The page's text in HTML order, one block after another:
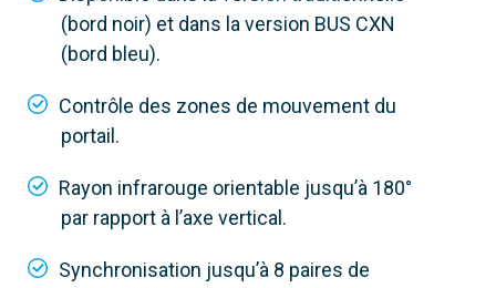
Portée
Connexion
Fonctionne sur batterie
(bord noir) et dans la version BUS CXN
(bord bleu).
Contrôle des zones de mouvement du
portail.
Rayon infrarouge orientable jusqu’à 180°
par rapport à l’axe vertical.
Synchronisation jusqu’à 8 paires de